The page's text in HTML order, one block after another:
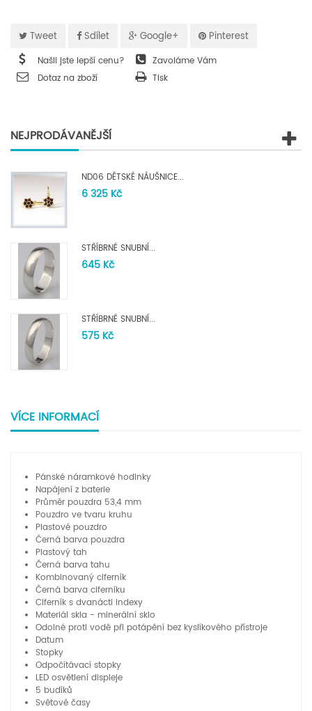
Tweet Sdílet Google+ Pinterest
Našli jste lepší cenu?
Zavoláme Vám
Dotaz na zboží
Tisk
NEJPRODÁVANĚJŠÍ
ND06 DĚTSKÉ NÁUŠNICE...
6 325 Kč
STŘÍBRNÉ SNUBNÍ...
645 Kč
STŘÍBRNÉ SNUBNÍ...
575 Kč
VÍCE INFORMACÍ
Pánské náramkové hodinky
Napájení z baterie
Průměr pouzdra 53,4 mm
Pouzdro ve tvaru kruhu
Plastové pouzdro
Černá barva pouzdra
Plastový tah
Černá barva tahu
Kombinovaný ciferník
Černá barva ciferníku
Ciferník s dvanácti indexy
Materiál skla - minerální sklo
Odolné proti vodě při potápění bez kyslíkového přístroje
Datum
Stopky
Odpočítávací stopky
LED osvětlení displeje
5 budíků
Světové časy